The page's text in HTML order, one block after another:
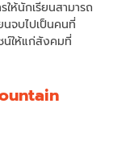
ห้นักเรียนสามารถ
นจบไปเป็นคนที่
น์ให้แก่สังคมที่